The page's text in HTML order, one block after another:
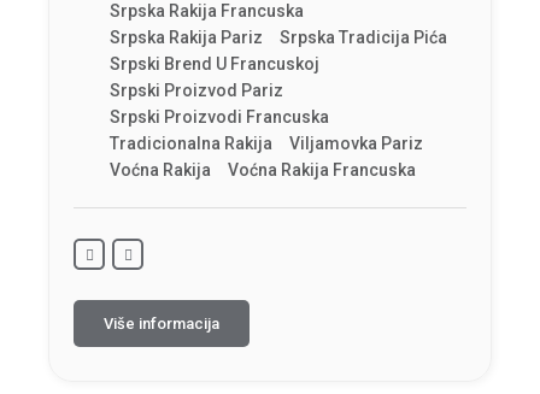
Srpska Rakija Francuska
Srpska Rakija Pariz
Srpska Tradicija Pića
Srpski Brend U Francuskoj
Srpski Proizvod Pariz
Srpski Proizvodi Francuska
Tradicionalna Rakija
Viljamovka Pariz
Voćna Rakija
Voćna Rakija Francuska
Više informacija